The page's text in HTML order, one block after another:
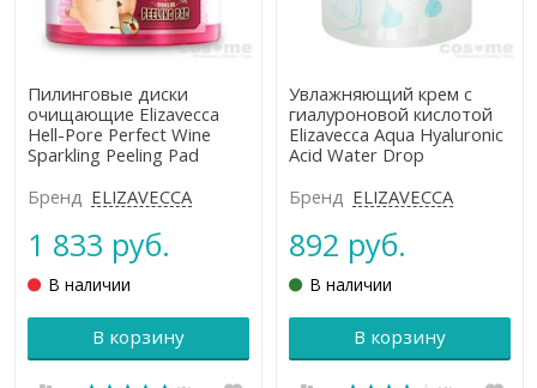
Пилинговые диски
очищающие Elizavecca
Hell-Pore Perfect Wine
Sparkling Peeling Pad
Бренд ELIZAVECCA
1 833 руб.
В наличии
В корзину
Увлажняющий крем с
гиалуроновой кислотой
Elizavecca Aqua Hyaluronic
Acid Water Drop
Бренд ELIZAVECCA
892 руб.
В наличии
В корзину